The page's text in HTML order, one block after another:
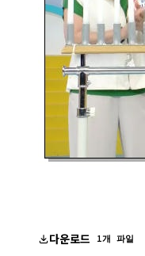
다운로드 1개 파일